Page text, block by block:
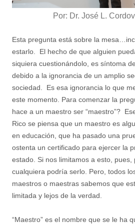
Por: Dr. José L.
Esta pregunta está sobre la
estarlo. El hecho de que alguien
siquiera cuestionándolo, es síntoma
debido a la ignorancia de un amplio
sociedad. Es esa ignorancia lo que
este momento. Para comenzar la
hace a un maestro ser “maestro”?
Rico se piensa que un maestro es
en educación, que ha pasado una
ostenta un certificado para ejercer la
estado. Si nos limitamos a esto,
cualquiera podría serlo. Pero, todos
maestros o maestras sabemos que
limitada y lejos de la verdad.
“Maestro” es el nombre que se le ha